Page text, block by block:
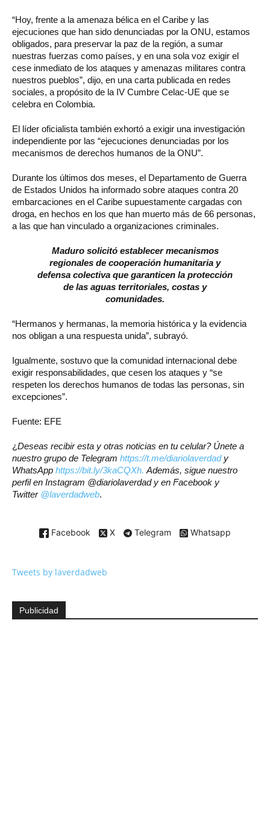
“Hoy, frente a la amenaza bélica en el Caribe y las
ejecuciones que han sido denunciadas por la ONU, estamos
obligados, para preservar la paz de la región, a sumar
nuestras fuerzas como países, y en una sola voz exigir el
cese inmediato de los ataques y amenazas militares contra
nuestros pueblos”, dijo, en una carta publicada en redes
sociales, a propósito de la IV Cumbre Celac-UE que se
celebra en Colombia.
El líder oficialista también exhortó a exigir una investigación
independiente por las “ejecuciones denunciadas por los
mecanismos de derechos humanos de la ONU”.
Durante los últimos dos meses, el Departamento de Guerra
de Estados Unidos ha informado sobre ataques contra 20
embarcaciones en el Caribe supuestamente cargadas con
droga, en hechos en los que han muerto más de 66 personas,
a las que han vinculado a organizaciones criminales.
Maduro solicitó establecer mecanismos
regionales de cooperación humanitaria y
defensa colectiva que garanticen la protección
de las aguas territoriales, costas y
comunidades.
“Hermanos y hermanas, la memoria histórica y la evidencia
nos obligan a una respuesta unida”, subrayó.
Igualmente, sostuvo que la comunidad internacional debe
exigir responsabilidades, que cesen los ataques y “se
respeten los derechos humanos de todas las personas, sin
excepciones”.
Fuente: EFE
¿Deseas recibir esta y otras noticias en tu celular? Únete a
nuestro grupo de Telegram https://t.me/diariolaverdady
WhatsApp https://bit.ly/3kaCQXh. Además, sigue nuestro
perfil en Instagram @diariolaverdad y en Facebook y
Twitter @laverdadweb.
Facebook X Telegram Whatsapp
Tweets by laverdadweb
Publicidad